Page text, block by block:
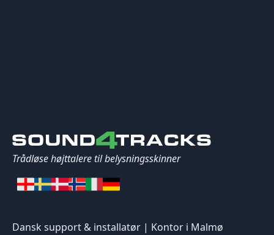
Trådløse højttalere til belysningsskinner
Dansk support & installatør | Kontor i Malmø